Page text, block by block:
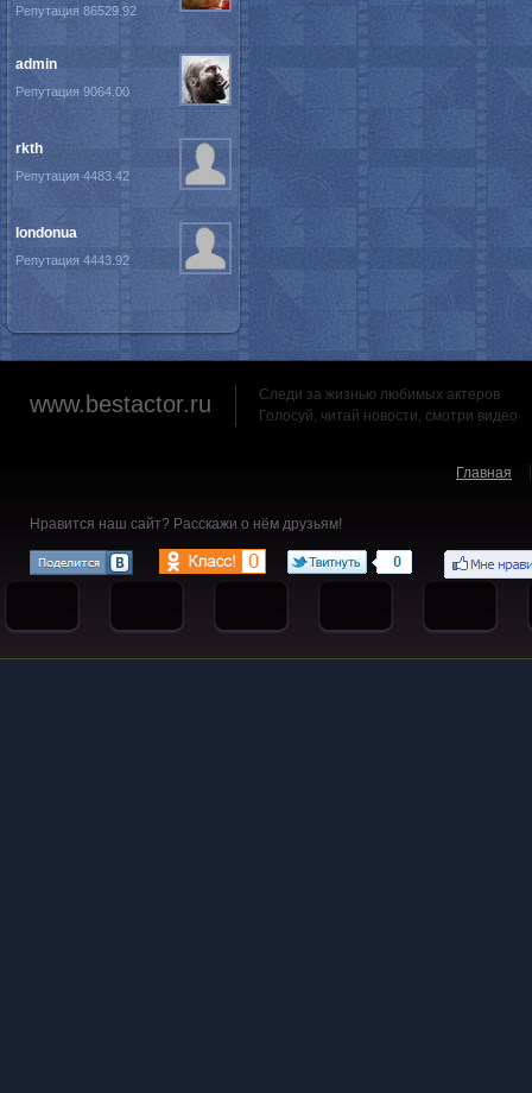
Репутация 86529.92
admin
Репутация 9064.00
rkth
Репутация 4483.42
londonua
Репутация 4443.92
www.bestactor.ru
Следи за жизнью любимых актеров
Голосуй, читай новости, смотри видео
Главная
Нравится наш сайт? Расскажи о нём друзьям!